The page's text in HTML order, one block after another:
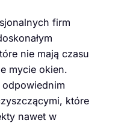
firm
nie mają czasu
mycie okien.
które
nawet w